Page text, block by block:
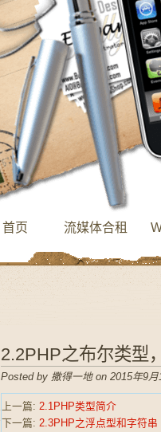
首页 流媒体合租
2.2PHP之布尔类型
Posted by 撒得一地 on 2015年9月
上一篇: 2.1PHP类型简介
下一篇: 2.3PHP之浮点型和字符串